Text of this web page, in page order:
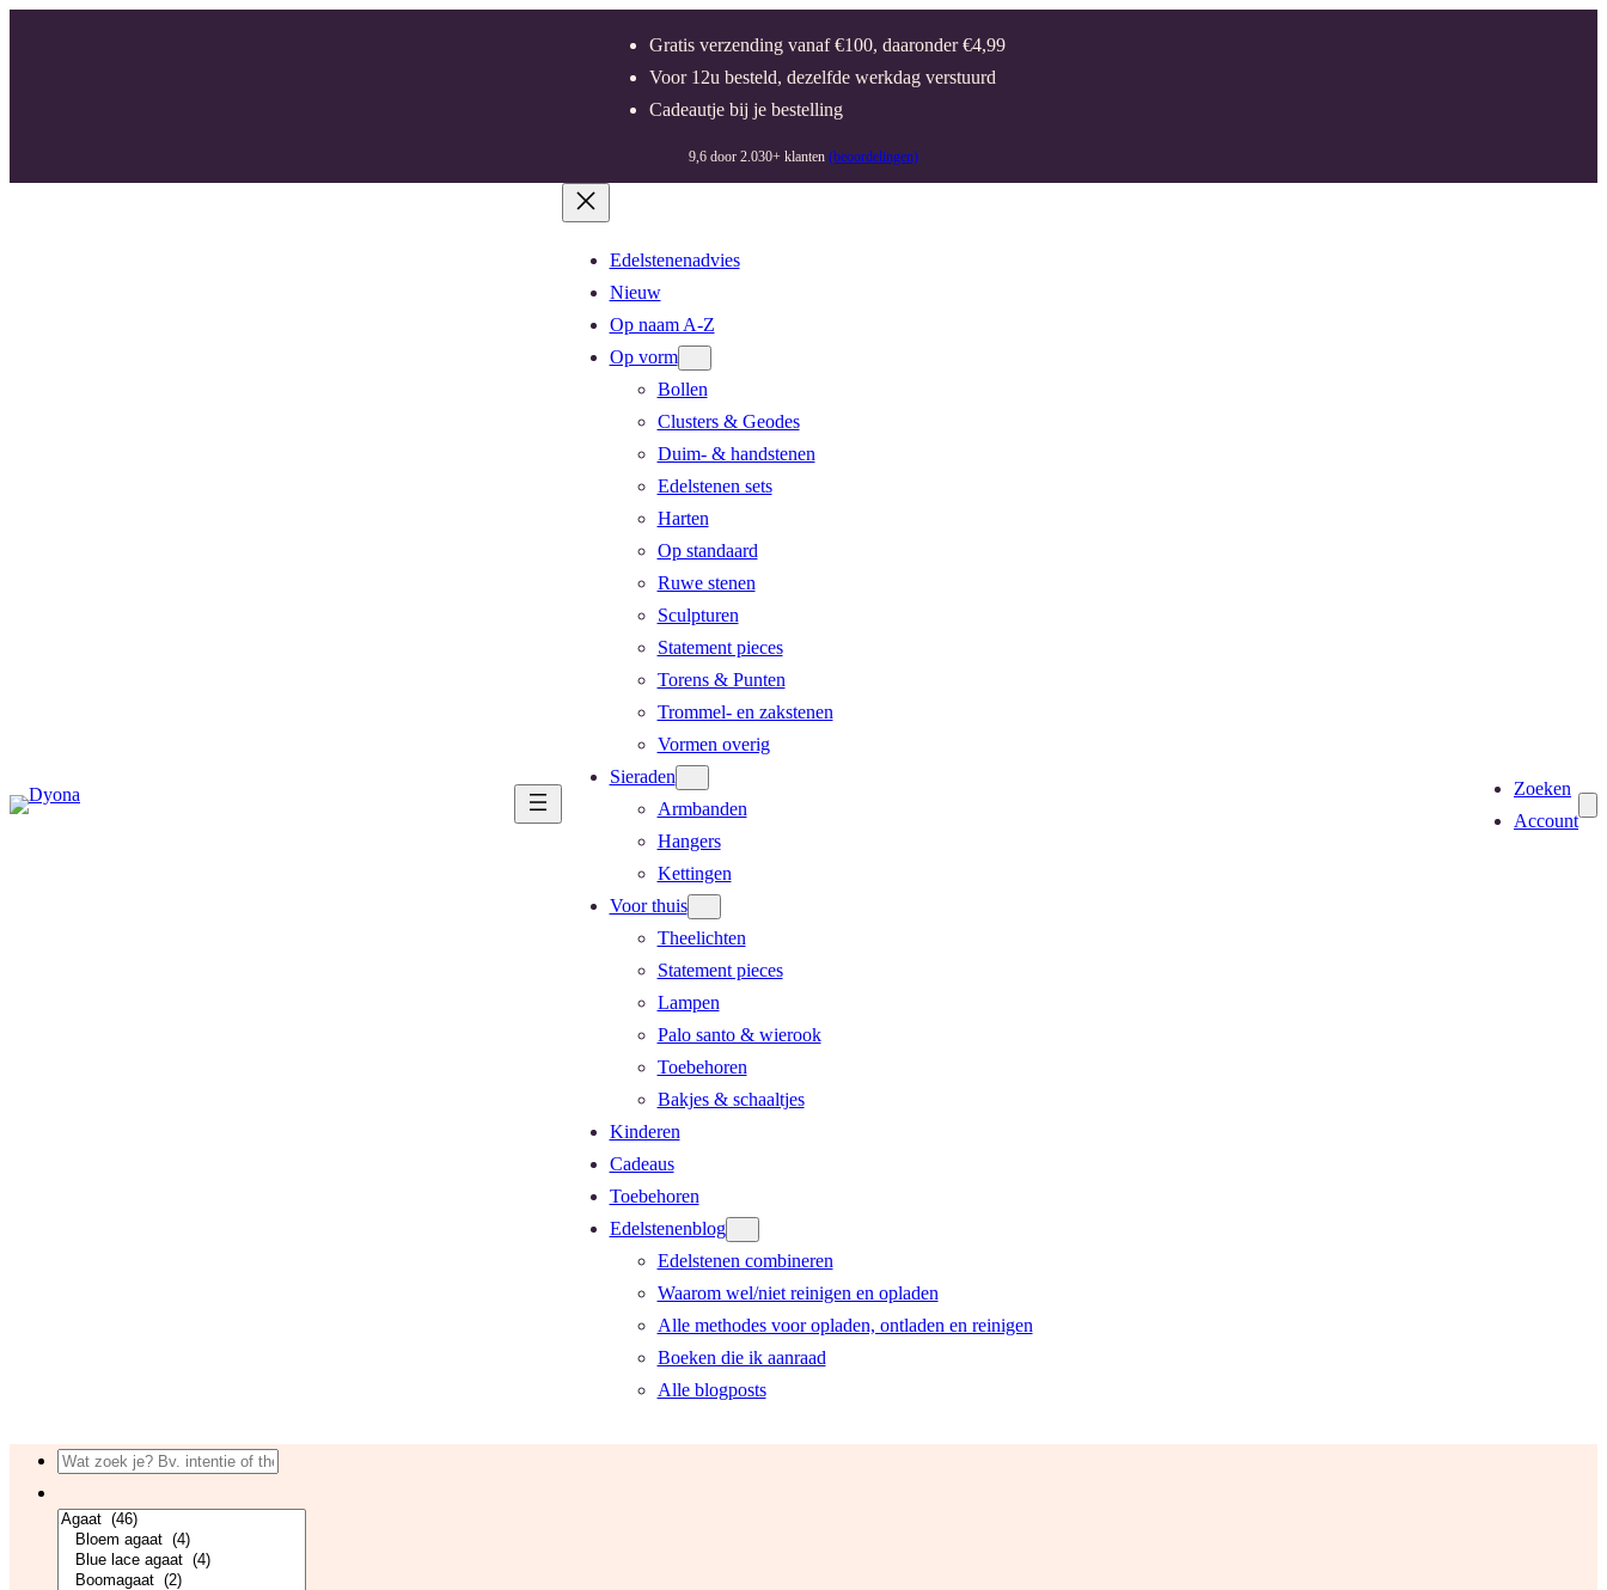
Gratis verzending vanaf €100, daaronder €4,99
Voor 12u besteld, dezelfde werkdag verstuurd
Cadeautje bij je bestelling
9,6 door 2.030+ klanten (beoordelingen)
Edelstenenadvies
Nieuw
Op naam A-Z
Op vorm
Bollen
Clusters & Geodes
Duim- & handstenen
Edelstenen sets
Harten
Op standaard
Ruwe stenen
Sculpturen
Statement pieces
Torens & Punten
Trommel- en zakstenen
Vormen overig
Sieraden
Armbanden
Hangers
Kettingen
Voor thuis
Theelichten
Statement pieces
Lampen
Palo santo & wierook
Toebehoren
Bakjes & schaaltjes
Kinderen
Cadeaus
Toebehoren
Edelstenenblog
Edelstenen combineren
Waarom wel/niet reinigen en opladen
Alle methodes voor opladen, ontladen en reinigen
Boeken die ik aanraad
Alle blogposts
Zoeken
Account